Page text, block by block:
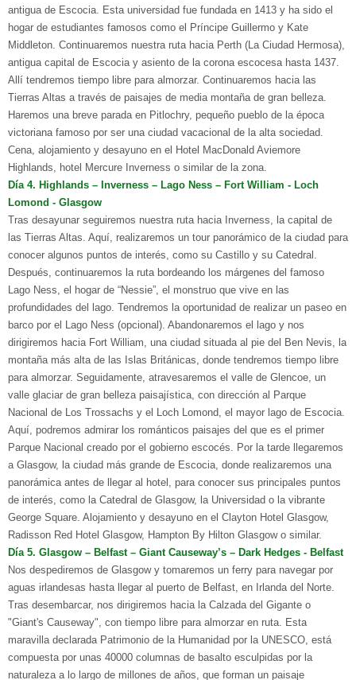
antigua de Escocia. Esta universidad fue fundada en 1413 y ha sido el
hogar de estudiantes famosos como el Príncipe Guillermo y Kate
Middleton. Continuaremos nuestra ruta hacia Perth (La Ciudad Hermosa),
antigua capital de Escocia y asiento de la corona escocesa hasta 1437.
Allí tendremos tiempo libre para almorzar. Continuaremos hacia las
Tierras Altas a través de paisajes de media montaña de gran belleza.
Haremos una breve parada en Pitlochry, pequeño pueblo de la época
victoriana famoso por ser una ciudad vacacional de la alta sociedad.
Cena, alojamiento y desayuno en el Hotel MacDonald Aviemore
Highlands, hotel Mercure Inverness o similar de la zona.
Día 4. Highlands – Inverness – Lago Ness – Fort William - Loch
Lomond - Glasgow
Tras desayunar seguiremos nuestra ruta hacia Inverness, la capital de
las Tierras Altas. Aquí, realizaremos un tour panorámico de la ciudad para
conocer algunos puntos de interés, como su Castillo y su Catedral
Después, continuaremos la ruta bordeando los márgenes del famoso
Lago Ness, el hogar de “Nessie”, el monstruo que vive en las
profundidades del lago. Tendremos la oportunidad de realizar un paseo en
barco por el Lago Ness (opcional). Abandonaremos el lago y nos
dirigiremos hacia Fort William, una ciudad situada al pie del Ben Nevis , la
montaña más alta de las Islas Británicas, donde tendremos tiempo libre
para almorzar. Seguidamente, atravesaremos el valle de Glencoe, un
valle glaciar de gran belleza paisajística, con dirección al Parque
Nacional de Los Trossachs y el Loch Lomond, el mayor lago de Escocia.
Aquí, podremos admirar los románticos paisajes del que es el primer
Parque Nacional creado por el gobierno escocés. Por la tarde llegaremos
a Glasgow, la ciudad más grande de Escocia, donde realizaremos una
panorámica antes de llegar al hotel, para conocer sus principales puntos
de interés, como la Catedral de Glasgow, la Universidad o la vibrante
George Square . Alojamiento y desayuno en el Clayton Hotel Glasgow,
Radisson Red Hotel Glasgow, Hampton By Hilton Glasgow o similar.
Día 5. Glasgow – Belfast – Giant Causeway’s – Dark Hedges - Belfast
Nos despediremos de Glasgow y tomaremos un ferry para navegar por
aguas irlandesas hasta llegar al puerto de Belfast, en Irlanda del Norte.
Tras desembarcar, nos dirigiremos hacia la Calzada del Gigante o
"Giant's Causeway", con tiempo libre para almorzar en ruta. Esta
maravilla declarada Patrimonio de la Humanidad por la UNESCO, está
compuesta por unas 40000 columnas de basalto esculpidas por la
naturaleza a lo largo de millones de años, que forman un paisaje